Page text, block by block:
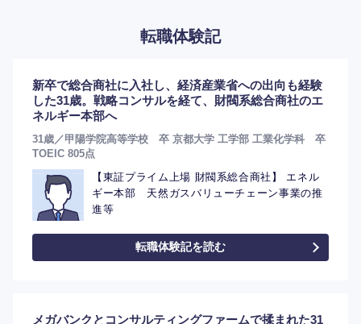
転職体験記
新卒で総合商社に入社し、経済産業省への出向も経験
した31歳。戦略コンサルを経て、財閥系総合商社のエ
ネルギー本部へ
31歳／甲陽学院高等学校 卒 京都大学 工学部 工業化学科 卒
TOEIC 805点
【東証プライム上場 財閥系総合商社】 エネル
ギー本部 天然ガスバリューチェーン事業の推
進等
転職体験記を読む
メガバンクとコンサルティングファームで揉まれた31